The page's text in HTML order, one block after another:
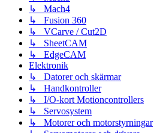
↳ Mach4
↳ Fusion 360
↳ VCarve / Cut2D
↳ SheetCAM
↳ EdgeCAM
Elektronik
↳ Datorer och skärmar
↳ Handkontroller
↳ I/O-kort Motioncontrollers
↳ Servosystem
↳ Motorer och motorstyrningar